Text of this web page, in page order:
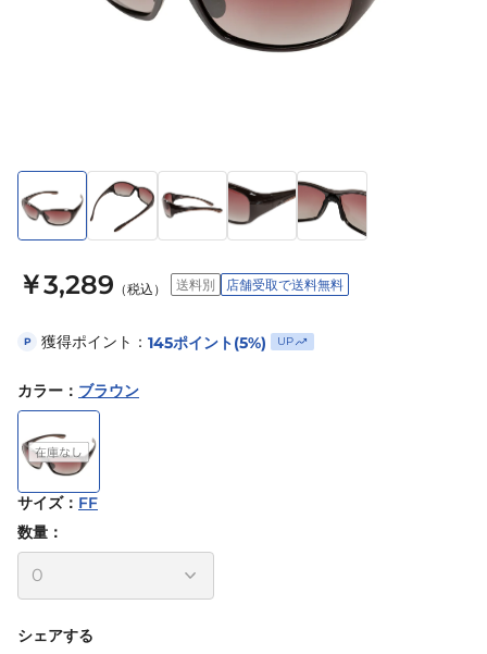
￥3,289 （税込） 送料別 店舗受取で送料無料
P 獲得ポイント： 145ポイント(5%) UP
カラー ： ブラウン
サイズ： FF
数量：
シェアする